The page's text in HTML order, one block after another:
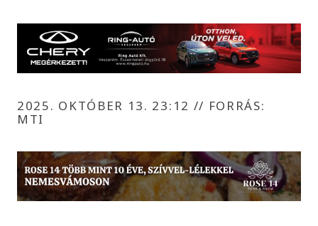
2025. OKTÓBER 13. 23:12 // FORRÁS:
MTI